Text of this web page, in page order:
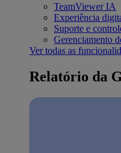
TeamViewer IA
Experiência
Suporte e
Gerenciamento
Ver todas as
Relatório da